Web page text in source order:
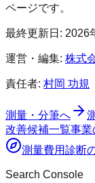
ページです。
最終更新日: 2026
運営・編集: 株式
責任者: 村岡 功規
測量・分筆へ
改善候補一覧事業
測量費用診断
Search Console